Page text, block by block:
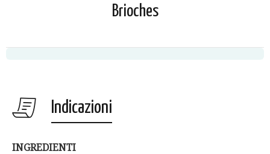
Brioches
Indicazioni
INGREDIENTI